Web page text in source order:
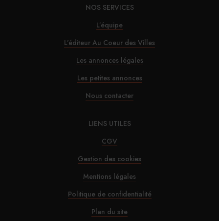
NOS SERVICES
L’équipe
L’éditeur Au Coeur des Villes
Les annonces légales
Les petites annonces
Nous contacter
LIENS UTILES
CGV
Gestion des cookies
Mentions légales
Politique de confidentialité
Plan du site